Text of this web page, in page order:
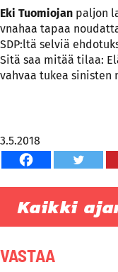
Eki Tuomiojan paljon
vnahaa tapaa
SDP:ltä selviä
Sitä saa mitää tilaa:
vahvaa tukea sinisten
3.5.2018
Kaikki
VASTAA